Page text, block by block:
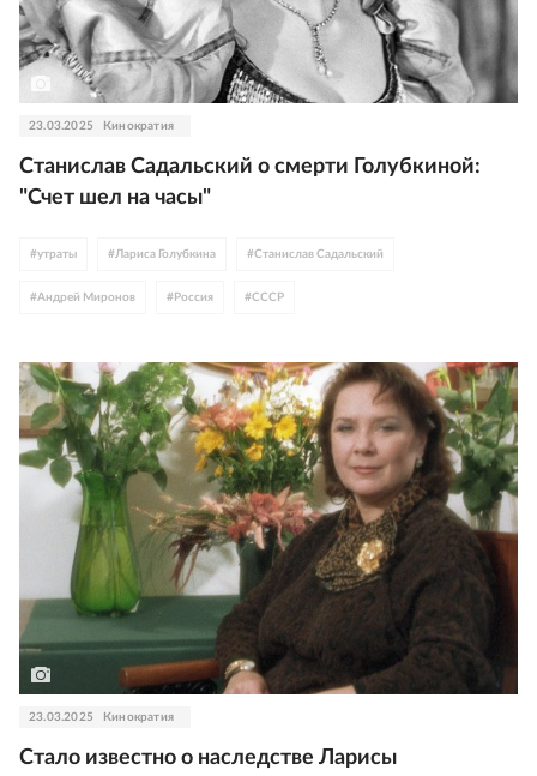
23.03.2025 Кинократия
Станислав Садальский о смерти Голубкиной:
"Счет шел на часы"
#утраты # Лариса Голубкина #Станислав Садальский
#Андрей Миронов # Россия #СССР
23.03.2025 Кинократия
Стало известно о наследстве Ларисы